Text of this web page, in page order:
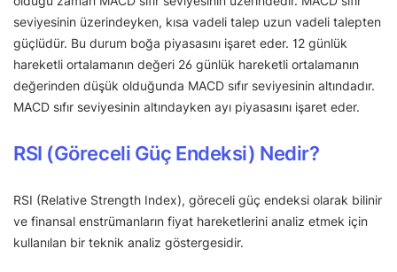
seviyesinin üzerindeyken, kısa vadeli talep uzun vadeli talepten
güçlüdür. Bu durum boğa piyasasını işaret eder. 12 günlük
hareketli ortalamanın değeri 26 günlük hareketli ortalamanın
değerinden düşük olduğunda MACD sıfır seviyesinin altındadır.
MACD sıfır seviyesinin altındayken ayı piyasasını işaret eder.
RSI (Göreceli Güç Endeksi) Nedir?
RSI (Relative Strength Index), göreceli güç endeksi olarak bilinir
ve finansal enstrümanların fiyat hareketlerini analiz etmek için
kullanılan bir teknik analiz göstergesidir.